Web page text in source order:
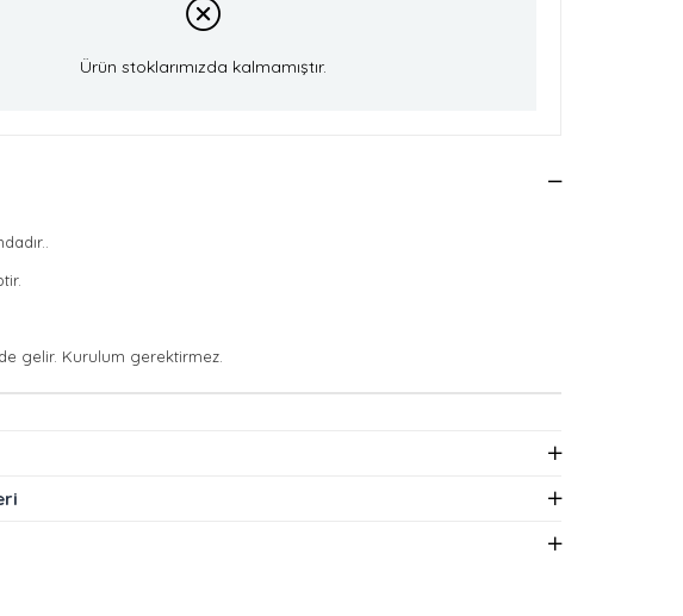
Ürün stoklarımızda kalmamıştır.
gelir. Kurulum gerektirmez.